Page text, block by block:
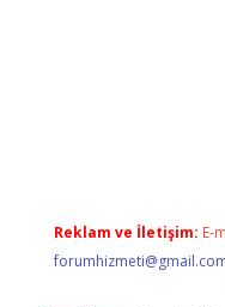
Reklam ve İletişim: E-